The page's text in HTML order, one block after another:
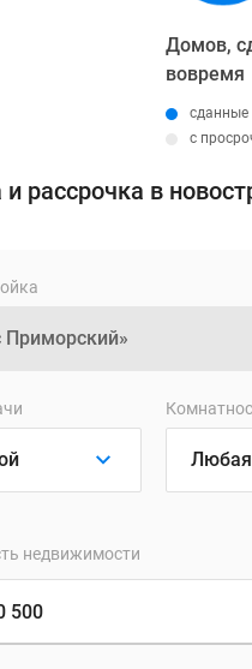
Домов,
вовремя
сданные
с
и рассрочка в
недвижимости